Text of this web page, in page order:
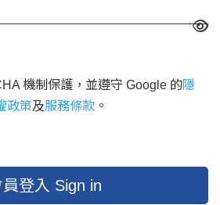
機制保護，並遵守 Google 的隱
政策及服務條款 。
登入 Sign in